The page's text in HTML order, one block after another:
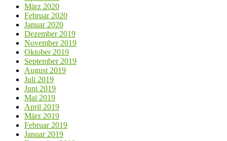
März 2020
Februar 2020
Januar 2020
Dezember 2019
November 2019
Oktober 2019
September 2019
August 2019
Juli 2019
Juni 2019
Mai 2019
April 2019
März 2019
Februar 2019
Januar 2019